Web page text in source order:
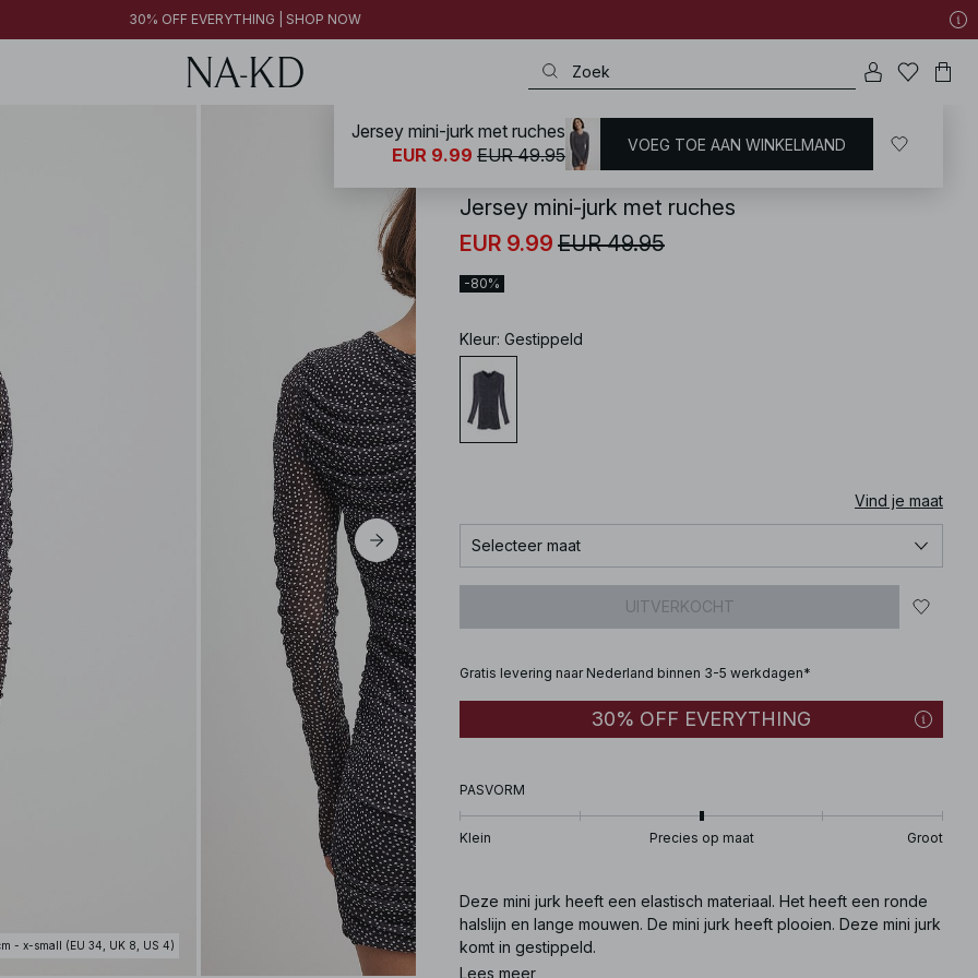
30% OFF EVERYTHING | SHOP NOW
- x-small (EU 34, UK 8, US 4)
NA-KD / Jurken Mini-jurken
Jersey mini-jurk met ruches
EUR 9.99 EUR 49.95
-80%
Kleur: Gestippeld
Vind je maat
Selecteer maat
UITVERKOCHT
Gratis levering naar Nederland binnen 3-5 werkdagen*
30% OFF EVERYTHING
PASVORM
Klein Precies op maat Groot
Deze mini jurk heeft een elastisch materiaal. Het heeft een ronde
halslijn en lange mouwen. De mini jurk heeft plooien. Deze mini jurk
komt in gestippeld.
Lees meer
Jersey mini-jurk met ruches
EUR 9.99 EUR 49.95 VOEG TOE AAN WINKELMAND